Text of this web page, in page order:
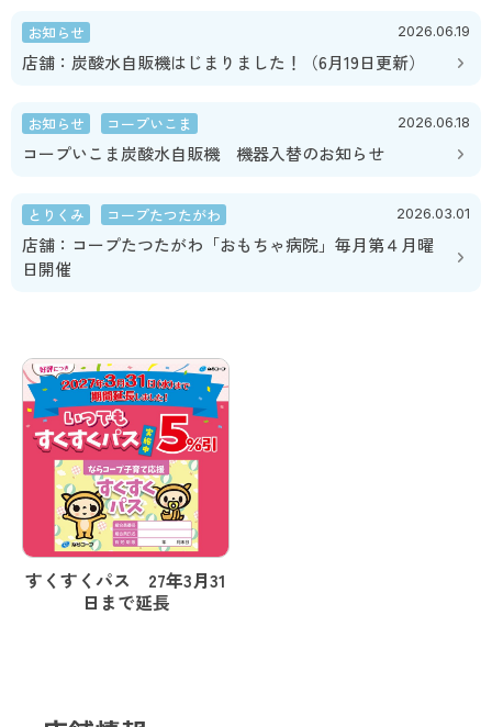
お知らせ 2026.06.19
店舗：炭酸水自販機はじまりました！（6月19日更新）
お知らせ コープいこま 2026.06.18
コープいこま炭酸水自販機 機器入替のお知らせ
とりくみ コープたつたがわ 2026.03.01
店舗：コープたつたがわ「おもちゃ病院」毎月第４月曜
日開催
すくすくパス 27年3月31
日まで延長